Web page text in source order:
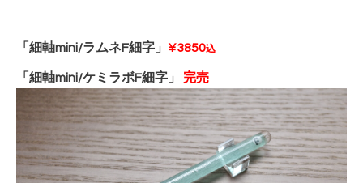
「細軸mini/ラムネF細字」 ¥3850込
「細軸mini/ケミラボF細字」完売